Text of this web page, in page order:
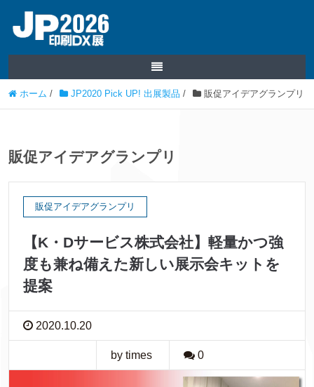
ホーム / JP2020 Pick UP! 出展製品 / 販促アイデアグランプリ
販促アイデアグランプリ
販促アイデアグランプリ
【K・Dサービス株式会社】軽量かつ強
度も兼ね備えた新しい展示会キットを
提案
2020.10.20
by times 0